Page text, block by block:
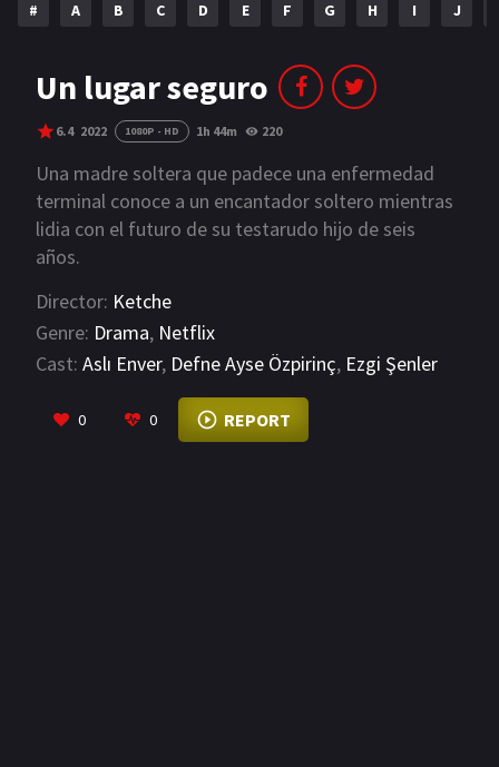
AÑOS
2023 2022
2021 2020
2019 2018
2014
2002
# A B C D E F G H I J
Un lugar seguro
6.4 2022 1080P - HD 1h 44m 220
Una madre soltera que padece una enfermedad
terminal conoce a un encantador soltero mientras
lidia con el futuro de su testarudo hijo de seis
años.
Director: Ketche
Genre: Drama, Netflix
Cast: Aslı Enver, Defne Ayse Özpirinç, Ezgi Şenler
0 0 REPORT